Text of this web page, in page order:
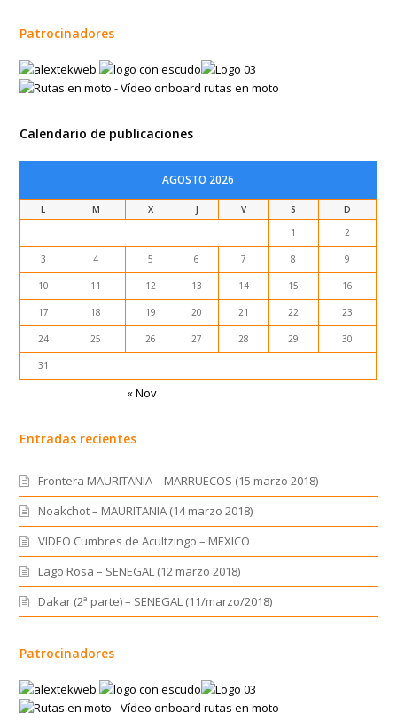
Patrocinadores
Calendario de publicaciones
AGOSTO 2026
L M X J V S
D
1
2
3 4 5 6 7 8 9
10 11 12 13 14 15 16
17 18 19 20 21 22 23
24 25 26 27 28 29 30
31
« Nov
Entradas recientes
Frontera MAURITANIA – MARRUECOS (15 marzo 2018)
Noakchot – MAURITANIA (14 marzo 2018)
VIDEO Cumbres de Acultzingo – MEXICO
Lago Rosa – SENEGAL (12 marzo 2018)
Dakar (2ª parte) – SENEGAL (11/marzo/2018)
Patrocinadores